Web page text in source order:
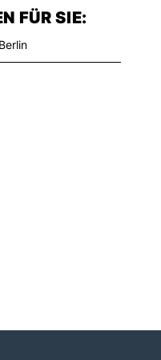
FÜR SIE: